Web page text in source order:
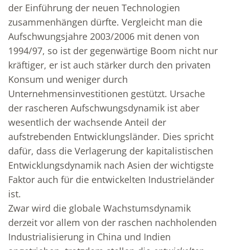
der Einführung der neuen Technologien
zusammenhängen dürfte. Vergleicht man die
Aufschwungsjahre 2003/2006 mit denen von
1994/97, so ist der gegenwärtige Boom nicht nur
kräftiger, er ist auch stärker durch den privaten
Konsum und weniger durch
Unternehmensinvestitionen gestützt. Ursache
der rascheren Aufschwungsdynamik ist aber
wesentlich der wachsende Anteil der
aufstrebenden Entwicklungsländer. Dies spricht
dafür, dass die Verlagerung der kapitalistischen
Entwicklungsdynamik nach Asien der wichtigste
Faktor auch für die entwickelten Industrieländer
ist.
Zwar wird die globale Wachstumsdynamik
derzeit vor allem von der raschen nachholenden
Industrialisierung in China und Indien